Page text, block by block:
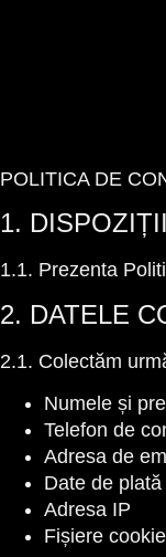
POLITICA DE
1.
1.1. Prezenta
2. DATELE
2.1. Colectăm
Numele și
Telefon de
Adresa de
Date de plată
Adresa IP
Fișiere